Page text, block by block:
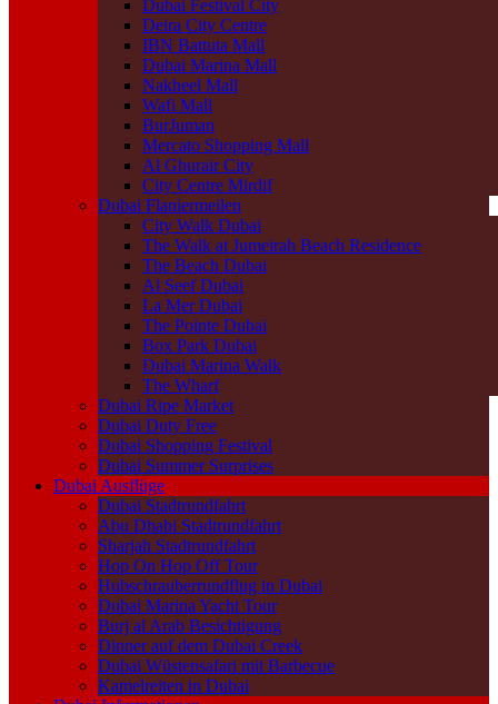
Dubai Festival City
Deira City Centre
IBN Battuta Mall
Dubai Marina Mall
Nakheel Mall
Wafi Mall
BurJuman
Mercato Shopping Mall
Al Ghurair City
City Centre Mirdif
Dubai Flaniermeilen
City Walk Dubai
The Walk at Jumeirah Beach Residence
The Beach Dubai
Al Seef Dubai
La Mer Dubai
The Pointe Dubai
Box Park Dubai
Dubai Marina Walk
The Wharf
Dubai Ripe Market
Dubai Duty Free
Dubai Shopping Festival
Dubai Summer Surprises
Dubai Ausflüge
Dubai Stadtrundfahrt
Abu Dhabi Stadtrundfahrt
Sharjah Stadtrundfahrt
Hop On Hop Off Tour
Hubschrauberrundflug in Dubai
Dubai Marina Yacht Tour
Burj al Arab Besichtigung
Dinner auf dem Dubai Creek
Dubai Wüstensafari mit Barbecue
Kamelreiten in Dubai